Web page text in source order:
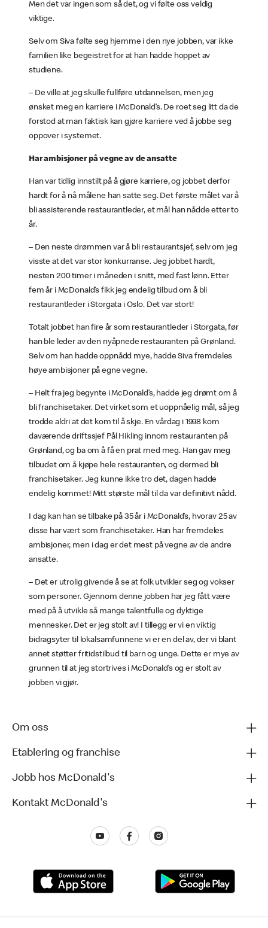
Men det var ingen som så det, og vi følte oss veldig
viktige.
Selv om Siva følte seg hjemme i den nye jobben, var ikke
familien like begeistret for at han hadde hoppet av
studiene.
– De ville at jeg skulle fullføre utdannelsen, men jeg
ønsket meg en karriere i McDonald’s. De roet seg litt da de
forstod at man faktisk kan gjøre karriere ved å jobbe seg
oppover i systemet.
Har ambisjoner på vegne av de ansatte
Han var tidlig innstilt på å gjøre karriere, og jobbet derfor
hardt for å nå målene han satte seg. Det første målet var å
bli assisterende restaurantleder, et mål han nådde etter to
år.
– Den neste drømmen var å bli restaurantsjef, selv om jeg
visste at det var stor konkurranse. Jeg jobbet hardt,
nesten 200 timer i måneden i snitt, med fast lønn. Etter
fem år i McDonald’s fikk jeg endelig tilbud om å bli
restaurantleder i Storgata i Oslo. Det var stort!
Totalt jobbet han fire år som restaurantleder i Storgata, før
han ble leder av den nyåpnede restauranten på Grønland.
Selv om han hadde oppnådd mye, hadde Siva fremdeles
høye ambisjoner på egne vegne.
– Helt fra jeg begynte i McDonald’s, hadde jeg drømt om å
bli franchisetaker. Det virket som et uoppnåelig mål, så jeg
trodde aldri at det kom til å skje. En vårdag i 1998 kom
daværende driftssjef Pål Hikling innom restauranten på
Grønland, og ba om å få en prat med meg. Han gav meg
tilbudet om å kjøpe hele restauranten, og dermed bli
franchisetaker. Jeg kunne ikke tro det, dagen hadde
endelig kommet! Mitt største mål til da var definitivt nådd.
I dag kan han se tilbake på 35 år i McDonald’s, hvorav 25 av
disse har vært som franchisetaker. Han har fremdeles
ambisjoner, men i dag er det mest på vegne av de andre
ansatte.
– Det er utrolig givende å se at folk utvikler seg og vokser
som personer. Gjennom denne jobben har jeg fått være
med på å utvikle så mange talentfulle og dyktige
mennesker. Det er jeg stolt av! I tillegg er vi en viktig
bidragsyter til lokalsamfunnene vi er en del av, der vi blant
annet støtter fritidstilbud til barn og unge. Dette er mye av
grunnen til at jeg stortrives i McDonald’s og er stolt av
jobben vi gjør.
Om oss
Etablering og franchise
Jobb hos McDonald's
Kontakt McDonald's